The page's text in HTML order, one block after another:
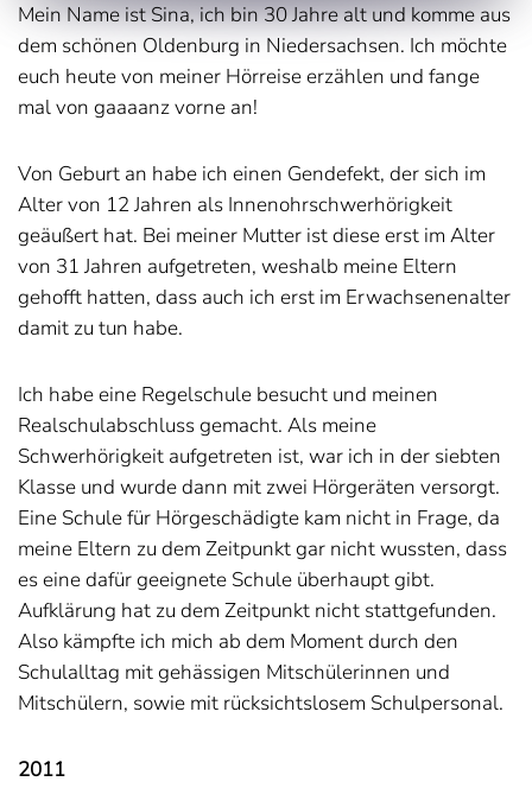
Mein Name ist Sina, ich bin 30 Jahre alt und komme aus
dem schönen Oldenburg in Niedersachsen. Ich möchte
euch heute von meiner Hörreise erzählen und fange
mal von gaaaanz vorne an!
Von Geburt an habe ich einen Gendefekt, der sich im
Alter von 12 Jahren als Innenohrschwerhörigkeit
geäußert hat. Bei meiner Mutter ist diese erst im Alter
von 31 Jahren aufgetreten, weshalb meine Eltern
gehofft hatten, dass auch ich erst im Erwachsenenalter
damit zu tun habe.
Ich habe eine Regelschule besucht und meinen
Realschulabschluss gemacht. Als meine
Schwerhörigkeit aufgetreten ist, war ich in der siebten
Klasse und wurde dann mit zwei Hörgeräten versorgt.
Eine Schule für Hörgeschädigte kam nicht in Frage, da
meine Eltern zu dem Zeitpunkt gar nicht wussten, dass
es eine dafür geeignete Schule überhaupt gibt.
Aufklärung hat zu dem Zeitpunkt nicht stattgefunden.
Also kämpfte ich mich ab dem Moment durch den
Schulalltag mit gehässigen Mitschülerinnen und
Mitschülern, sowie mit rücksichtslosem Schulpersonal.
2011